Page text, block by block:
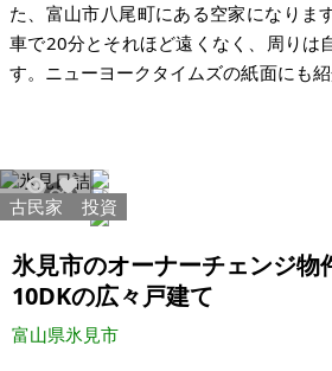
た、富山市八尾町にある空家になりま
車で20分とそれほど遠くなく、周りは
す。ニューヨークタイムズの紙面にも
わら風の盆というお祭りは全国から
る車庫があります。セカンドハウスに
置物が多少あり、手直しも必要かと思
が、賃貸でも構いません。（譲渡型の
討します。） 【物件概
991293
古民家 投資
氷見市のオーナーチェンジ物
10DKの広々戸建て
富山県氷見市